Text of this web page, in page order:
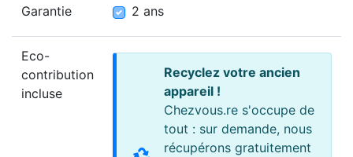
Garantie 2 ans
2 ans
Eco-
contribution
incluse
Recyclez votre ancien
appareil !
Chezvous.re s'occupe de
tout : sur demande, nous
récupérons gratuitement